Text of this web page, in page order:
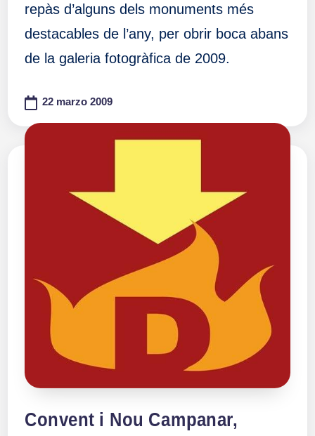
repàs d’alguns dels monuments més
destacables de l’any, per obrir boca abans
de la galeria fotogràfica de 2009.
22 marzo 2009
Convent i Nou Campanar,